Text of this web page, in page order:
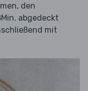
den
abgedeckt
mit